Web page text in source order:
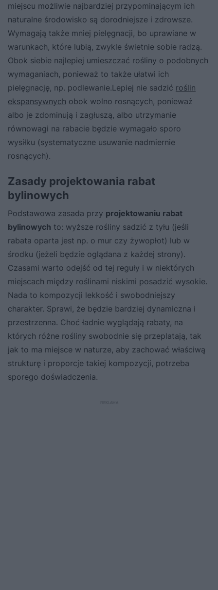
miejscu możliwie najbardziej przypominającym ich
naturalne środowisko są dorodniejsze i zdrowsze.
Wymagają także mniej pielęgnacji, bo uprawiane w
warunkach, które lubią, zwykle świetnie sobie radzą.
Obok siebie najlepiej umieszczać rośliny o podobnych
wymaganiach, ponieważ to także ułatwi ich
pielęgnację, np. podlewanie.Lepiej nie sadzić roślin
ekspansywnych obok wolno rosnących, ponieważ
albo je zdominują i zagłuszą, albo utrzymanie
równowagi na rabacie będzie wymagało sporo
wysiłku (systematyczne usuwanie nadmiernie
rosnących).
Zasady projektowania rabat
bylinowych
Podstawowa zasada przy projektowaniu rabat
bylinowych to: wyższe rośliny sadzić z tyłu (jeśli
rabata oparta jest np. o mur czy żywopłot) lub w
środku (jeżeli będzie oglądana z każdej strony).
Czasami warto odejść od tej reguły i w niektórych
miejscach między roślinami niskimi posadzić wysokie.
Nada to kompozycji lekkość i swobodniejszy
charakter. Sprawi, że będzie bardziej dynamiczna i
przestrzenna. Choć ładnie wyglądają rabaty, na
których różne rośliny swobodnie się przeplatają, tak
jak to ma miejsce w naturze, aby zachować właściwą
strukturę i proporcje takiej kompozycji, potrzeba
sporego doświadczenia.